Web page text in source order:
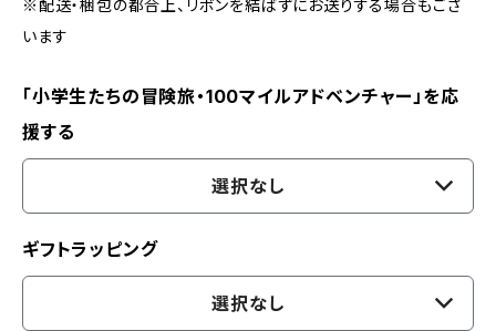
※配送・梱包の都合上、リボンを結ばずにお送りする場合もござ
います
「小学生たちの冒険旅・100マイルアドベンチャー」を応
援する
選択なし
ギフトラッピング
選択なし